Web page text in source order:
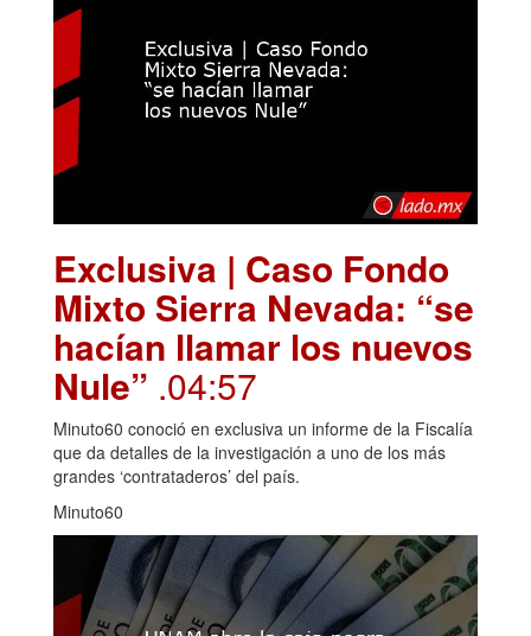
Exclusiva | Caso Fondo
Mixto Sierra Nevada: “se
hacían llamar los nuevos
Nule” .04:57
Minuto60 conoció en exclusiva un informe de la Fiscalía
que da detalles de la investigación a uno de los más
grandes ‘contrataderos’ del país.
Minuto60